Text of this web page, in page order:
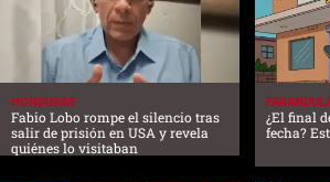
HONDURAS
Fabio Lobo rompe el silencio tras
salir de prisión en USA y revela
quiénes lo visitaban
¿El final
fecha?